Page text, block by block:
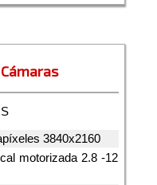
3840x2160
motorizada 2.8 -12